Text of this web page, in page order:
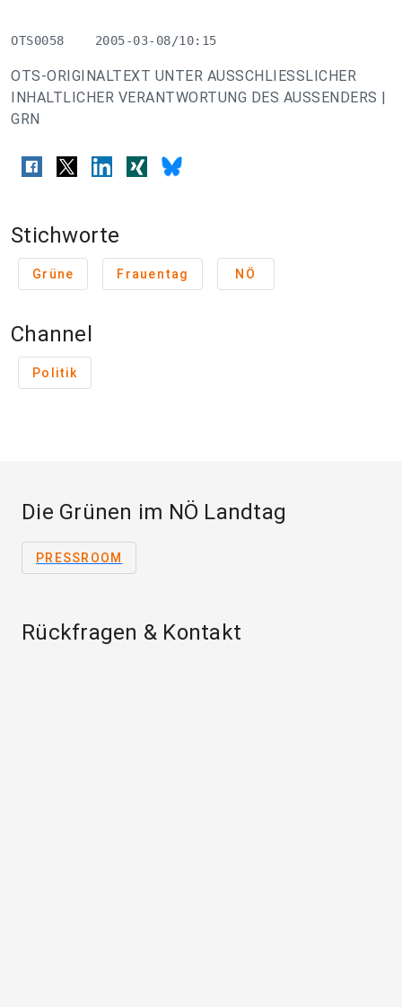
OTS0058    2005-03-08/10:15
OTS-ORIGINALTEXT UNTER AUSSCHLIESSLICHER
INHALTLICHER VERANTWORTUNG DES AUSSENDERS |
GRN
Stichworte
Grüne Frauentag NÖ
Channel
Politik
Die Grünen im NÖ Landtag
PRESSROOM
Rückfragen & Kontakt